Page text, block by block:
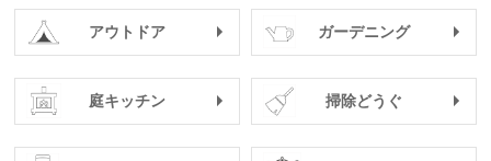
アウトドア ガーデニング
庭キッチン 掃除どうぐ